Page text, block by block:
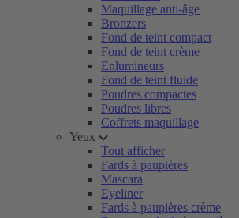
Maquillage anti-âge
Bronzers
Fond de teint compact
Fond de teint crème
Enlumineurs
Fond de teint fluide
Poudres compactes
Poudres libres
Coffrets maquillage
Yeux
Tout afficher
Fards à paupières
Mascara
Eyeliner
Fards à paupières crème